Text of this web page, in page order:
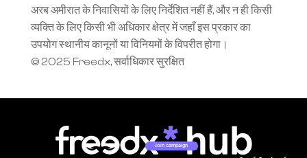
अरब अमीरात के निवासियों के लिए निर्देशित नहीं हैं, और न ही किसी
व्यक्ति के लिए किसी भी अधिकार क्षेत्र में जहाँ इस प्रकार का
उपयोग स्थानीय कानूनों या विनियमों के विपरीत होगा।
© 2025 Freedx, सर्वाधिकार सुरक्षित
Join campaign